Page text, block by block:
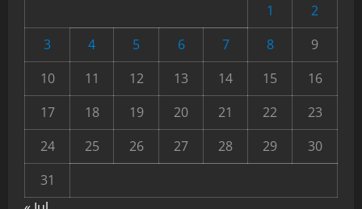
1
2
3
4 5 6 7 8
9
10
11 12 13 14 15
16
17
18 19 20 21 22
23
24
25 26 27 28 29
30
31